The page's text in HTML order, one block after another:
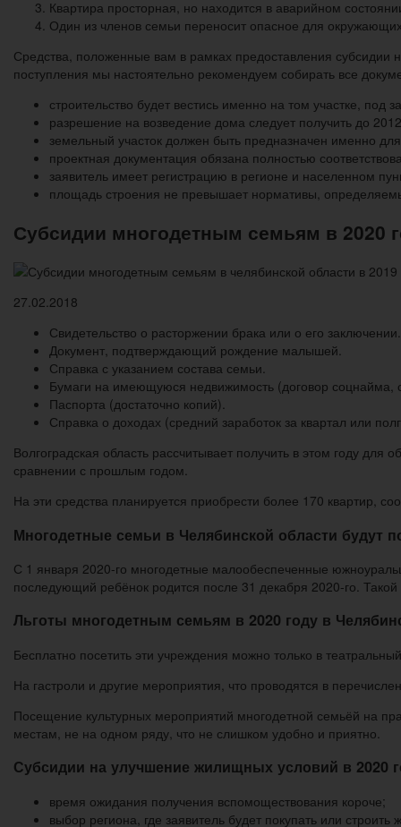
Квартира просторная, но находится в аварийном
Один из членов семьи переносит опасное для
Средства, положенные вам в рамках предоставления субсидии
поступления мы настоятельно рекомендуем собирать все
строительство будет вестись именно на том участке, под
разрешение на возведение дома следует получить до
земельный участок должен быть предназначен именно
проектная документация обязана полностью
заявитель имеет регистрацию в регионе и населенном
площадь строения не превышает нормативы,
Субсидии многодетным семьям в 2020
27.02.2018
Свидетельство о расторжении брака или о его заключении.
Документ, подтверждающий рождение малышей.
Справка с указанием состава семьи.
Бумаги на имеющуюся недвижимость (договор соцнайма,
Паспорта (достаточно копий).
Справка о доходах (средний заработок за квартал или
Волгоградская область рассчитывает получить в этом году
сравнении с прошлым годом.
На эти средства планируется приобрести более 170 квартир,
Многодетные семьи в Челябинской области будут
С 1 января 2020-го многодетные малообеспеченные
последующий ребёнок родится после 31 декабря 2020-го.
Льготы многодетным семьям в 2020 году в
Бесплатно посетить эти учреждения можно только в
На гастроли и другие мероприятия, что проводятся в
Посещение культурных мероприятий многодетной семьёй на
местам, не на одном ряду, что не слишком удобно и приятно.
Субсидии на улучшение жилищных условий в 2020
время ожидания получения вспомоществования короче;
выбор региона, где заявитель будет покупать или